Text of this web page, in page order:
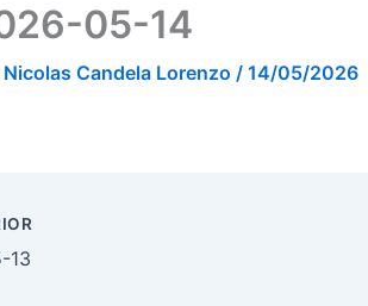
05-14
Nicolas Candela Lorenzo / 14/05/2026
13